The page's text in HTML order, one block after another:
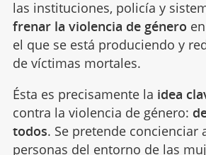
las instituciones, policía y
frenar la violencia de género
el que se está produciendo y
de víctimas mortales.
Ésta es precisamente la idea
contra la violencia de género:
todos. Se pretende concienciar
personas del entorno de las